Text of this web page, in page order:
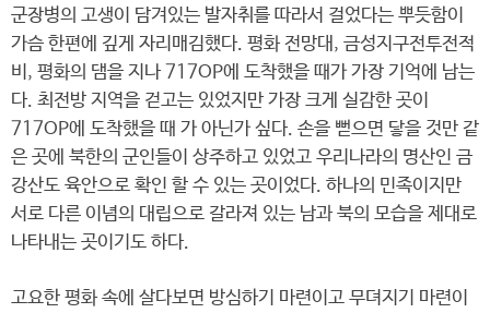
군장병의 고생이 담겨있는 발자취를 따라서 걸었다는 뿌듯함이
가슴 한편에 깊게 자리매김했다. 평화 전망대, 금성지구전투전적
비, 평화의 댐을 지나 717OP에 도착했을 때가 가장 기억에 남는
다. 최전방 지역을 걷고는 있었지만 가장 크게 실감한 곳이
717OP에 도착했을 때 가 아닌가 싶다. 손을 뻗으면 닿을 것만 같
은 곳에 북한의 군인들이 상주하고 있었고 우리나라의 명산인 금
강산도 육안으로 확인 할 수 있는 곳이었다. 하나의 민족이지만
서로 다른 이념의 대립으로 갈라져 있는 남과 북의 모습을 제대로
나타내는 곳이기도 하다.
고요한 평화 속에 살다보면 방심하기 마련이고 무뎌지기 마련이